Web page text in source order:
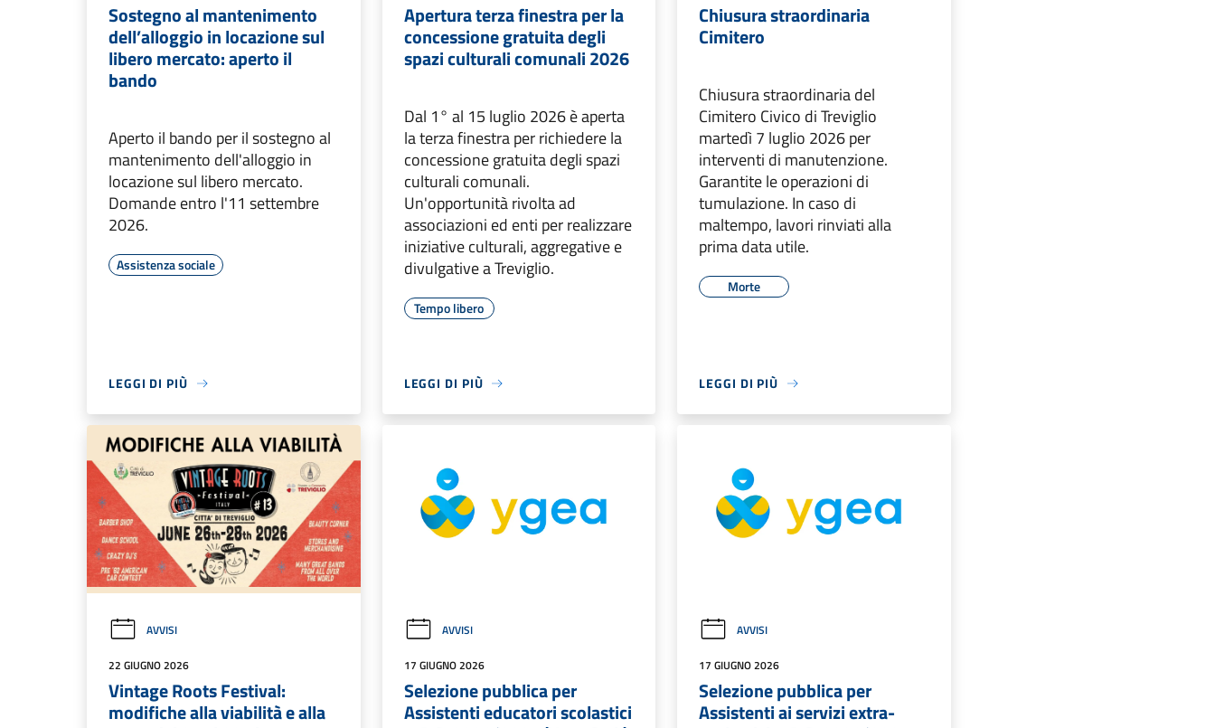
Sostegno al mantenimento
dell’alloggio in locazione sul
libero mercato: aperto il
bando
Aperto il bando per il sostegno al
mantenimento dell'alloggio in
locazione sul libero mercato.
Domande entro l'11 settembre
2026.
Assistenza sociale
LEGGI DI PIÙ
Apertura terza finestra per la
concessione gratuita degli
spazi culturali comunali 2026
Dal 1° al 15 luglio 2026 è aperta
la terza finestra per richiedere la
concessione gratuita degli spazi
culturali comunali.
Un'opportunità rivolta ad
associazioni ed enti per realizzare
iniziative culturali, aggregative e
divulgative a Treviglio.
Tempo libero
LEGGI DI PIÙ
Chiusura straordinaria
Cimitero
Chiusura straordinaria del
Cimitero Civico di Treviglio
martedì 7 luglio 2026 per
interventi di manutenzione.
Garantite le operazioni di
tumulazione. In caso di
maltempo, lavori rinviati alla
prima data utile.
Morte
LEGGI DI PIÙ
AVVISI
22 GIUGNO 2026
Vintage Roots Festival:
modifiche alla viabilità e alla
AVVISI
17 GIUGNO 2026
Selezione pubblica per
Assistenti educatori scolastici
AVVISI
17 GIUGNO 2026
Selezione pubblica per
Assistenti ai servizi extra-